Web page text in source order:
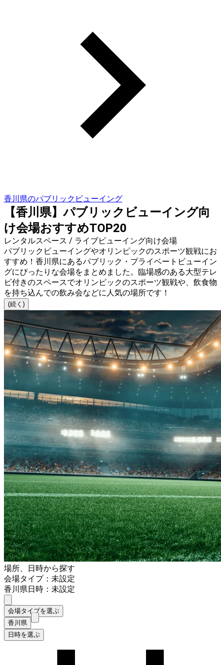
香川県のパブリックビューイング
【香川県】パブリックビューイング向
け会場おすすめTOP20
レンタルスペース / ライブビューイング向け会場
パブリックビューイングやオリンピックのスポーツ観戦にお
すすめ！香川県にあるパブリック・プライベートビューイン
グにぴったりな会場をまとめました。臨場感のある大型テレ
ビ付きのスペースでオリンピックのスポーツ観戦や、飲食物
を持ち込んでの飲み会などに人気の場所です！
(続く)
場所、日時から探す
会場タイプ：未設定
香川県日時：未設定
会場タイプを選ぶ
香川県
日時を選ぶ